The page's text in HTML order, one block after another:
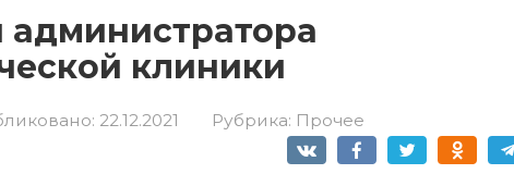
администратора
клиники
22.12.2021 Рубрика: Прочее